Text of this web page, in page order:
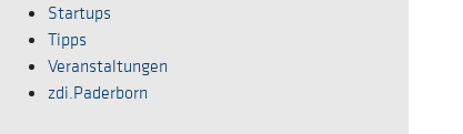
Startups
Tipps
Veranstaltungen
zdi.Paderborn